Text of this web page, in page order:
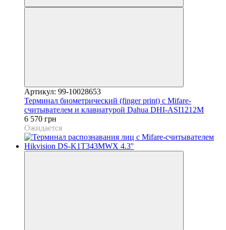
Артикул: 99-10028653
Терминал биометрический (finger print) с Mifare-
считывателем и клавиатурой Dahua DHI-ASI1212M
6 570 грн
Ожидается